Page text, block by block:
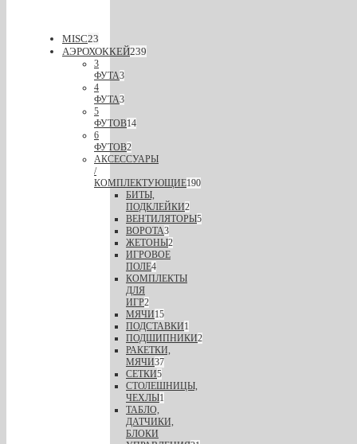
MISC23
АЭРОХОККЕЙ239
3
ФУТА3
4
ФУТА3
5
ФУТОВ14
6
ФУТОВ2
АКСЕССУАРЫ
/
КОМПЛЕКТУЮЩИЕ190
БИТЫ,
ПОДКЛЕЙКИ2
ВЕНТИЛЯТОРЫ5
ВОРОТА3
ЖЕТОНЫ2
ИГРОВОЕ
ПОЛЕ4
КОМПЛЕКТЫ
ДЛЯ
ИГР2
МЯЧИ15
ПОДСТАВКИ1
ПОДШИПНИКИ2
РАКЕТКИ,
МЯЧИ37
СЕТКИ5
СТОЛЕШНИЦЫ,
ЧЕХЛЫ1
ТАБЛО,
ДАТЧИКИ,
БЛОКИ